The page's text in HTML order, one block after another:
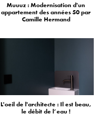
Muuuz : Modernisation d'un
appartement des années 50 par
Camille Hermand
L'oeil de l'architecte : Il est beau,
le débit de l’eau !